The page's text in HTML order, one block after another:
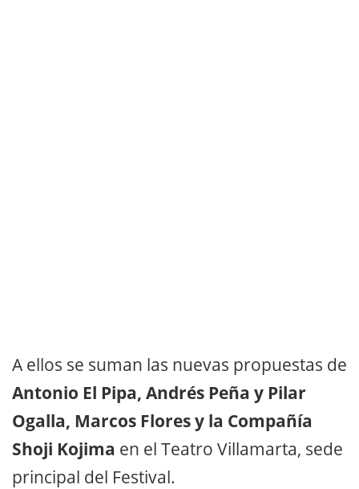
A ellos se suman las nuevas propuestas de
Antonio El Pipa, Andrés Peña y Pilar
Ogalla, Marcos Flores y la Compañía
Shoji Kojima en el Teatro Villamarta, sede
principal del Festival.